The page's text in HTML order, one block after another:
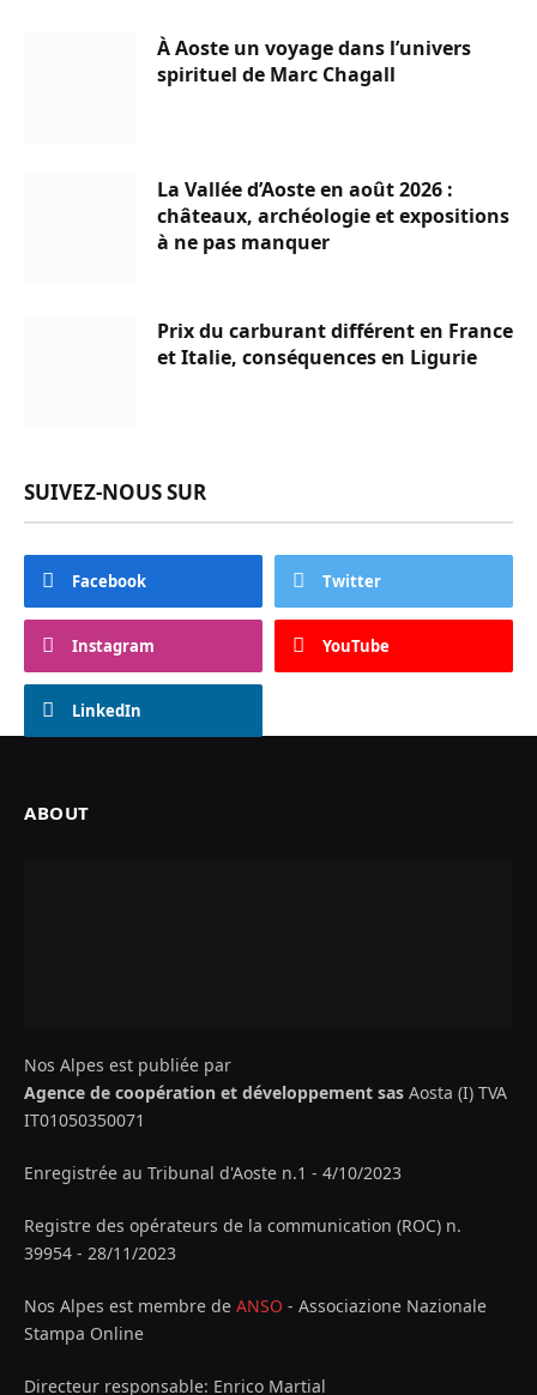
À Aoste un voyage dans l’univers
spirituel de Marc Chagall
La Vallée d’Aoste en août 2026 :
châteaux, archéologie et expositions
à ne pas manquer
Prix du carburant différent en France
et Italie, conséquences en Ligurie
SUIVEZ-NOUS SUR
Facebook Twitter
Instagram YouTube
LinkedIn
ABOUT
Nos Alpes est publiée par
Agence de coopération et développement sas Aosta (I) TVA
IT01050350071
Enregistrée au Tribunal d'Aoste n.1 - 4/10/2023
Registre des opérateurs de la communication (ROC) n.
39954 - 28/11/2023
Nos Alpes est membre de ANSO - Associazione Nazionale
Stampa Online
Directeur responsable: Enrico Martial